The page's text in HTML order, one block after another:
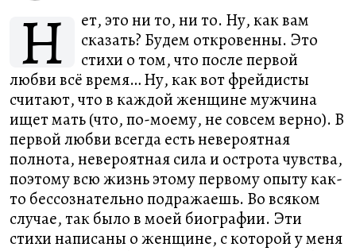
Н
ет, это ни то, ни то. Ну, как вам
сказать? Будем откровенны. Это
стихи о том, что после первой
любви всё время… Ну, как вот фрейдисты
считают, что в каждой женщине мужчина
ищет мать (что, по-моему, не совсем верно). В
первой любви всегда есть невероятная
полнота, невероятная сила и острота чувства,
поэтому всю жизнь этому первому опыту как-
то бессознательно подражаешь. Во всяком
случае, так было в моей биографии. Эти
стихи написаны о женщине, с которой у меня